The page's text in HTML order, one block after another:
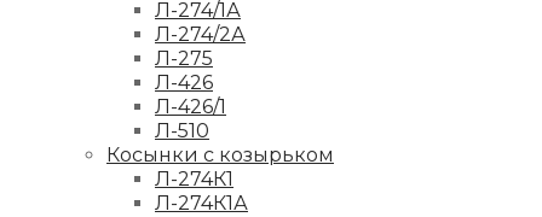
Л-274/1А
Л-274/2А
Л-275
Л-426
Л-426/1
Л-510
Косынки с козырьком
Л-274К1
Л-274К1А